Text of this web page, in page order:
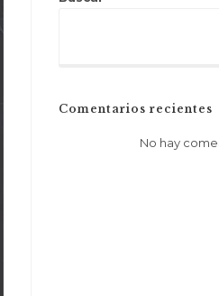
Comentarios recientes
No hay